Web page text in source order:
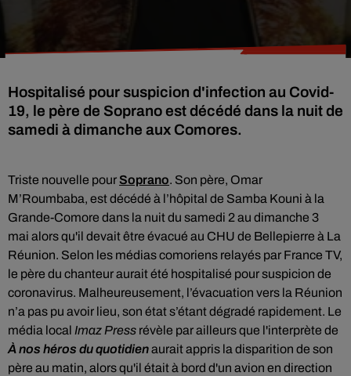
Hospitalisé pour suspicion d'infection au Covid-
19, le père de Soprano est décédé dans la nuit de
samedi à dimanche aux Comores.
Triste nouvelle pourSoprano. Son père, Omar
M’Roumbaba, est décédé à l’hôpital de Samba Kouni à la
Grande-Comore dans la nuit du samedi 2 au dimanche 3
mai alors qu'il devait être évacué au CHU de Bellepierre à La
Réunion. Selon les médias comoriens relayés par France TV,
le père du chanteur aurait été hospitalisé pour suspicion de
coronavirus. Malheureusement, l’évacuation vers la Réunion
n’a pas pu avoir lieu, son état s’étant dégradé rapidement. Le
média local Imaz Press révèle par ailleurs que l'interprète de
À nos héros du quotidienaurait appris la disparition de son
père au matin, alors qu'il était à bord d'un avion en direction